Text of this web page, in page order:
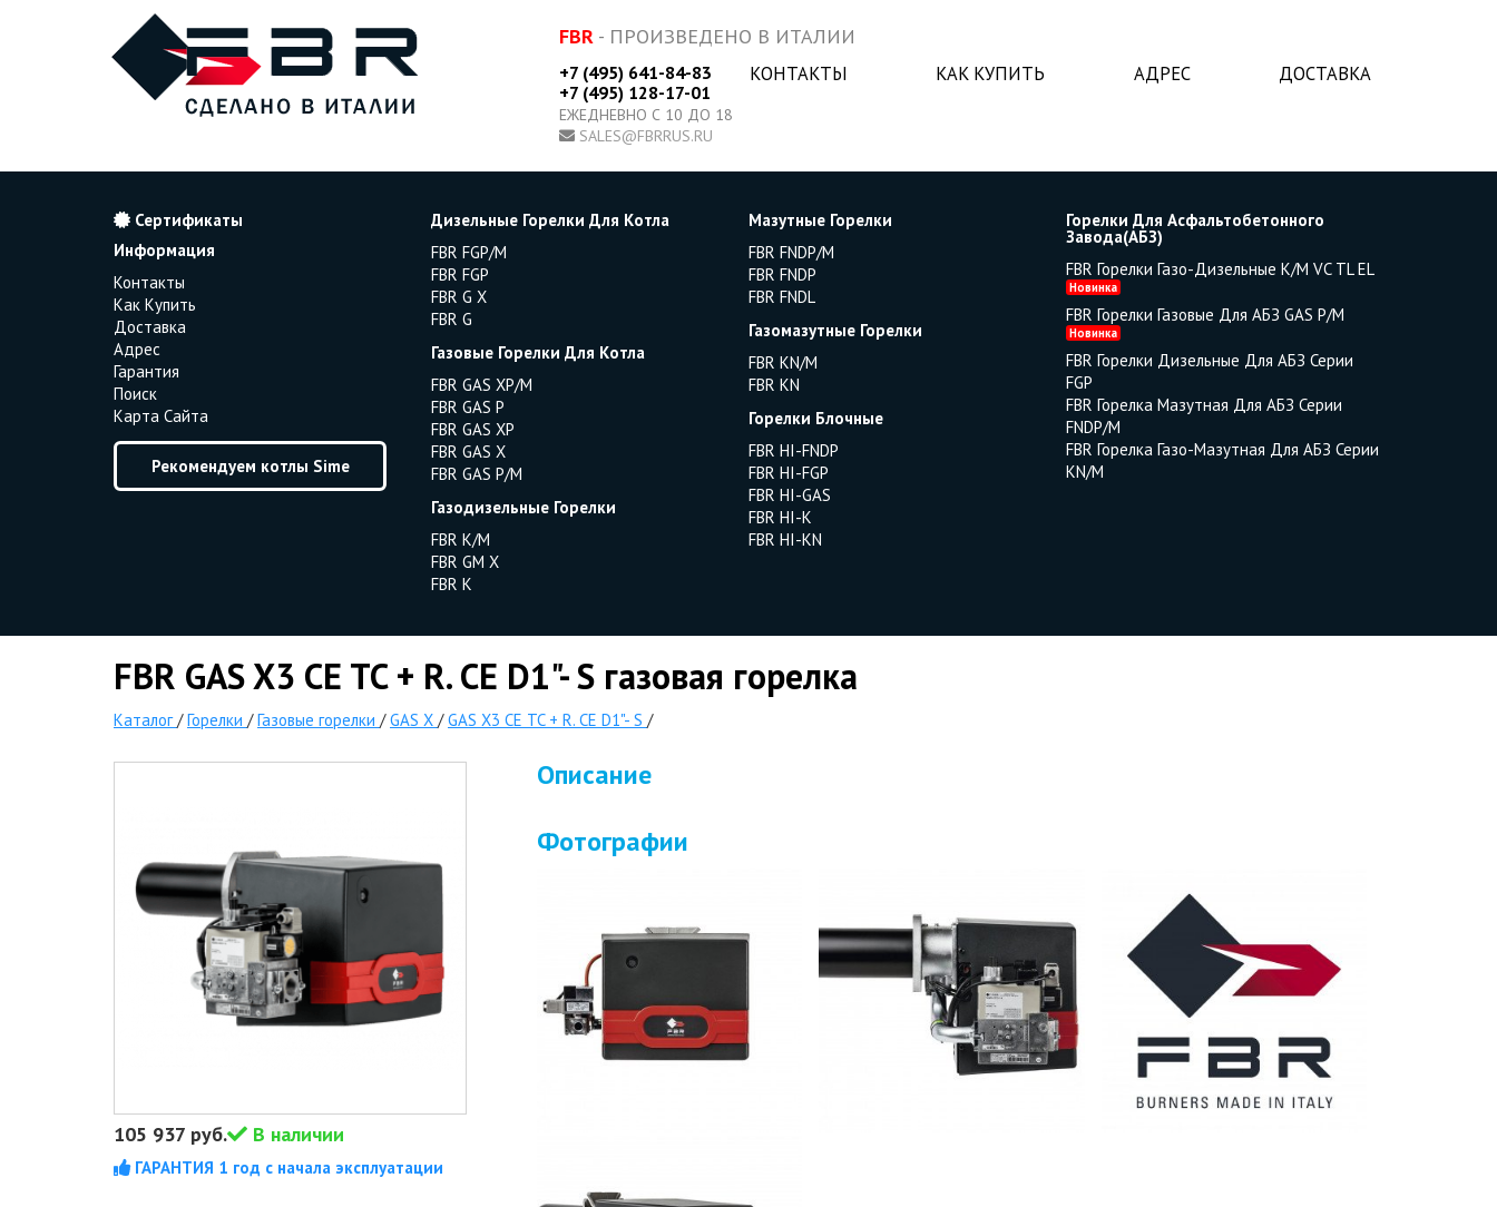
FBR- ПРОИЗВЕДЕНО В ИТАЛИИ
+7 (495) 641-84-83
+7 (495) 128-17-01
ЕЖЕДНЕВНО С 10 ДО 18
SALES@FBRRUS.RU
КОНТАКТЫ КАК КУПИТЬ АДРЕС ДОСТАВКА
Сертификаты
Информация
Контакты
Как Купить
Доставка
Адрес
Гарантия
Поиск
Карта Сайта
Рекомендуем котлы Sime
Дизельные Горелки Для Котла
FBR FGP/M
FBR FGP
FBR G X
FBR G
Газовые Горелки Для Котла
FBR GAS XP/M
FBR GAS P
FBR GAS XP
FBR GAS X
FBR GAS P/M
Газодизельные Горелки
FBR K/M
FBR GM X
FBR K
Мазутные Горелки
FBR FNDP/M
FBR FNDP
FBR FNDL
Газомазутные Горелки
FBR KN/M
FBR KN
Горелки Блочные
FBR HI-FNDP
FBR HI-FGP
FBR HI-GAS
FBR HI-K
FBR HI-KN
Горелки Для Асфальтобетонного
Завода(АБЗ)
FBR Горелки Газо-Дизельные K/M VC TL EL
Новинка
FBR Горелки Газовые Для АБЗ GAS P/M
Новинка
FBR Горелки Дизельные Для АБЗ Серии
FGP
FBR Горелка Мазутная Для АБЗ Серии
FNDP/M
FBR Горелка Газо-Мазутная Для АБЗ Серии
KN/M
FBR GAS X3 CE TC + R. CE D1"- S газовая горелка
Каталог /Горелки /Газовые горелки /GAS X /GAS X3 CE TC + R. CE D1"- S /
105 937 руб. В наличии
ГАРАНТИЯ 1 год с начала эксплуатации
Описание
Фотографии